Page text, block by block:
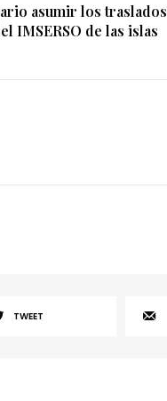
asumir los traslados
IMSERSO de las islas
TWEET